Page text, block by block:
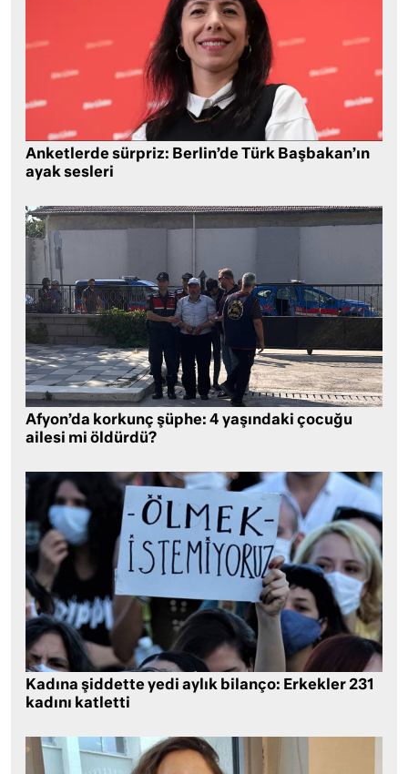
Anketlerde sürpriz: Berlin’de Türk Başbakan’ın
ayak sesleri
Afyon’da korkunç şüphe: 4 yaşındaki çocuğu
ailesi mi öldürdü?
Kadına şiddette yedi aylık bilanço: Erkekler 231
kadını katletti